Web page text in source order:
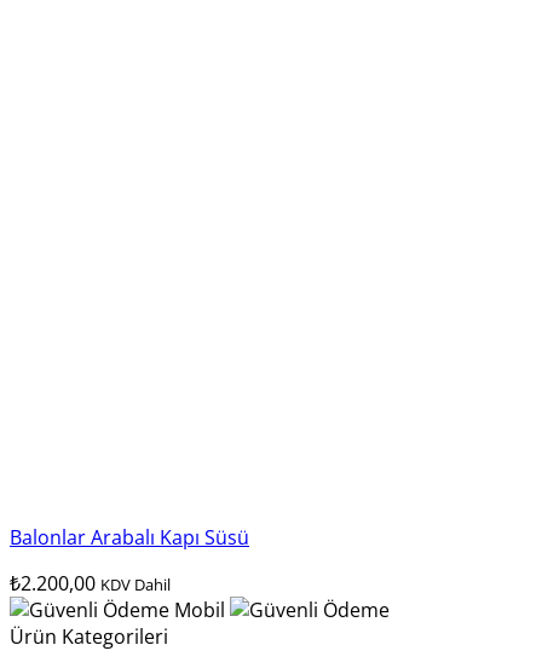
Balonlar Arabalı Kapı Süsü
₺2.200,00 KDV Dahil
Ürün Kategorileri